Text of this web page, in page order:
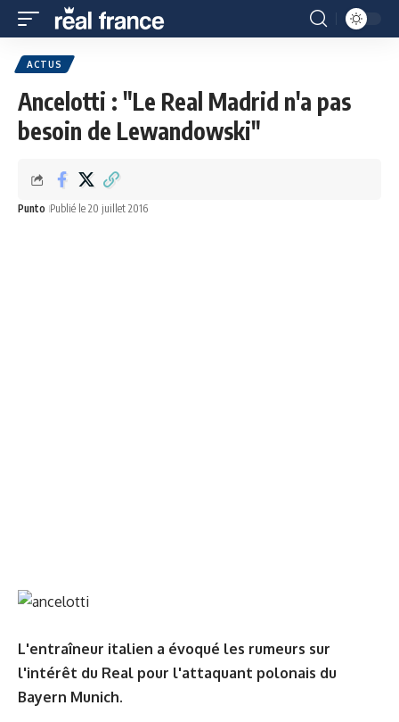
ACTUS
Ancelotti : "Le Real Madrid n'a pas
besoin de Lewandowski"
Punto Publié le 20 juillet 2016
L'entraîneur italien a évoqué les rumeurs sur
l'intérêt du Real pour l'attaquant polonais du
Bayern Munich.